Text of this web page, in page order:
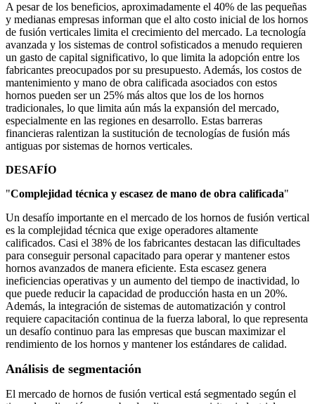
A pesar de los beneficios, aproximadamente el 40% de las pequeñas
y medianas empresas informan que el alto costo inicial de los hornos
de fusión verticales limita el crecimiento del mercado. La tecnología
avanzada y los sistemas de control sofisticados a menudo requieren
un gasto de capital significativo, lo que limita la adopción entre los
fabricantes preocupados por su presupuesto. Además, los costos de
mantenimiento y mano de obra calificada asociados con estos
hornos pueden ser un 25% más altos que los de los hornos
tradicionales, lo que limita aún más la expansión del mercado,
especialmente en las regiones en desarrollo. Estas barreras
financieras ralentizan la sustitución de tecnologías de fusión más
antiguas por sistemas de hornos verticales.
DESAFÍO
"Complejidad técnica y escasez de mano de obra calificada"
Un desafío importante en el mercado de los hornos de fusión vertical
es la complejidad técnica que exige operadores altamente
calificados. Casi el 38% de los fabricantes destacan las dificultades
para conseguir personal capacitado para operar y mantener estos
hornos avanzados de manera eficiente. Esta escasez genera
ineficiencias operativas y un aumento del tiempo de inactividad, lo
que puede reducir la capacidad de producción hasta en un 20%.
Además, la integración de sistemas de automatización y control
requiere capacitación continua de la fuerza laboral, lo que representa
un desafío continuo para las empresas que buscan maximizar el
rendimiento de los hornos y mantener los estándares de calidad.
Análisis de segmentación
El mercado de hornos de fusión vertical está segmentado según el